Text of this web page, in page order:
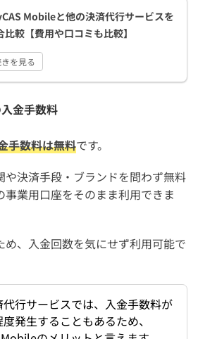
Mobileと他の決済代行サービスを
比較【費用や口コミも比較】
を見る
金手数料
手数料は無料です。
や決済手段・ブランドを問わず無料
事業用口座をそのまま利用できま
め、入金回数を気にせず利用可能で
行サービスでは、入金手数料が
発生することもあるため、